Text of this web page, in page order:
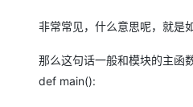
非常常见，什么意思呢，就是
那么这句话一般和模块的主函
def main():